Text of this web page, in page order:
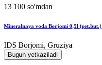
13 100 so'mdan
Mineralnaya voda Borjomi 0,5l (pet.but.)
IDS Borjomi, Gruziya
Bugun yetkaziladi